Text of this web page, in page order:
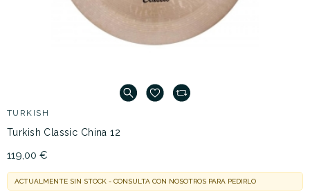
TURKISH
Turkish Classic China 12
119,00 €
ACTUALMENTE SIN STOCK - CONSULTA CON NOSOTROS PARA PEDIRLO